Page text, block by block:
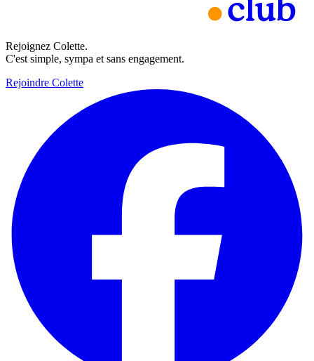
Rejoignez Colette.
C'est simple, sympa et sans engagement.
Rejoindre Colette